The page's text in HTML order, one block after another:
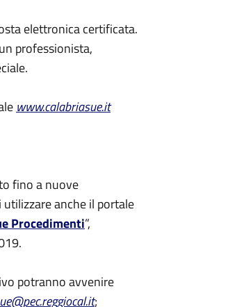
elettronica certificata.
professionista,
www.calabriasue.it
fino a nuove
utilizzare anche il portale
Procedimenti”,
potranno avvenire
;